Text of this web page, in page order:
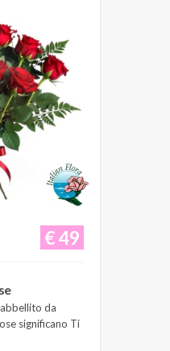
€ 49
da
significano Ti